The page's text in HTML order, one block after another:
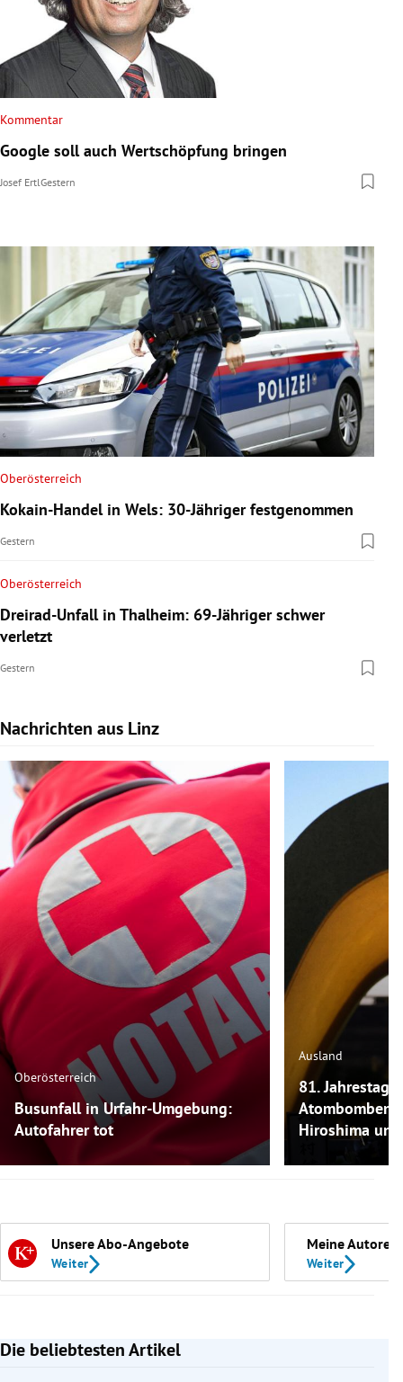
Kommentar
Google soll auch Wertschöpfung bringen
Josef ErtlGestern
Oberösterreich
Kokain-Handel in Wels: 30-Jähriger festgenommen
Gestern
Oberösterreich
Dreirad-Unfall in Thalheim: 69-Jähriger schwer
verletzt
Gestern
Nachrichten aus Linz
Slide 1 von 9
Oberösterreich
Busunfall in Urfahr-Umgebung:
Autofahrer tot
Ausland
81. Jahrestag:
Hiroshima
Unsere Abo-Angebote
Weiter
Meine Autoren
Weiter
Die beliebtesten Artikel
Slide 1 von 7